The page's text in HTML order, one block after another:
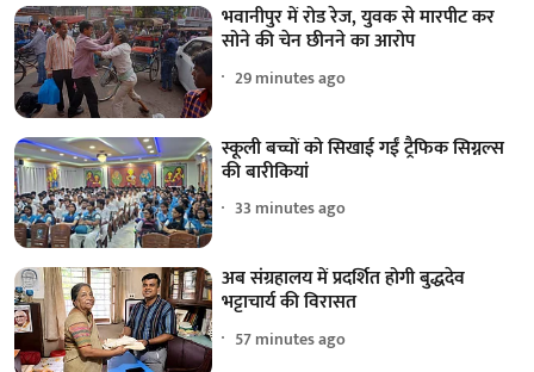
भवानीपुर में रोड रेज, युवक से मारपीट कर
सोने की चेन छीनने का आरोप
29 minutes ago
स्कूली बच्चों को सिखाई गईं ट्रैफिक सिग्नल्स
की बारीकियां
33 minutes ago
अब संग्रहालय में प्रदर्शित होगी बुद्धदेव
भट्टाचार्य की विरासत
57 minutes ago